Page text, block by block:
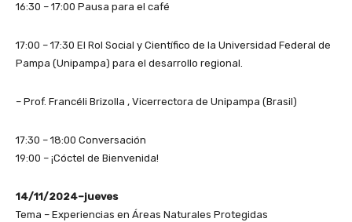
16:30 – 17:00 Pausa para el café
17:00 – 17:30 El Rol Social y Científico de la Universidad Federal de
Pampa (Unipampa) para el desarrollo regional.
– Prof. Francéli Brizolla , Vicerrectora de Unipampa (Brasil)
17:30 – 18:00 Conversación
19:00 – ¡Cóctel de Bienvenida!
14/11/2024–jueves
Tema – Experiencias en Áreas Naturales Protegidas